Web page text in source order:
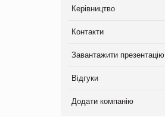
Керівництво
Контакти
Завантажити презентацію
Відгуки
Додати компанію